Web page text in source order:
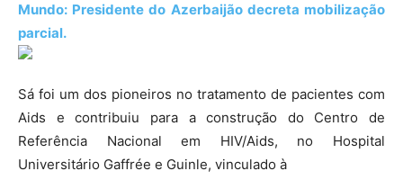
Mundo: Presidente do Azerbaijão decreta mobilização
parcial.
Sá foi um dos pioneiros no tratamento de pacientes com
Aids e contribuiu para a construção do Centro de
Referência Nacional em HIV/Aids, no Hospital
Universitário Gaffrée e Guinle, vinculado à